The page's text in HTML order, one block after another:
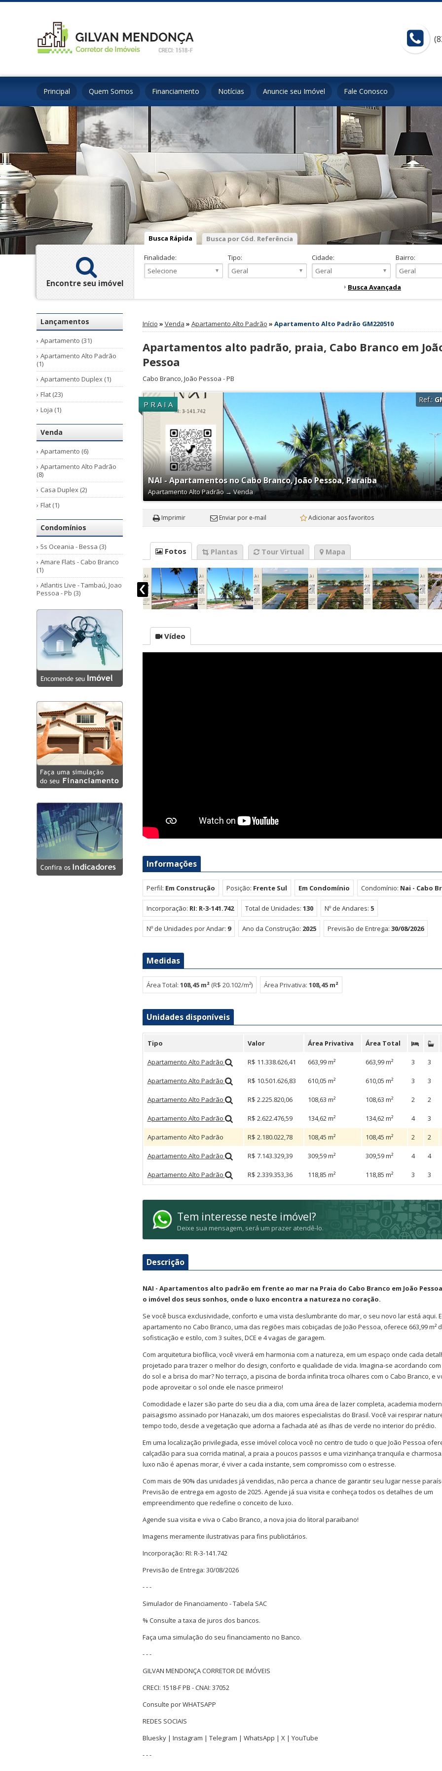
Principal Quem Somos Financiamento Notícias Anuncie seu Imóvel Fale Conosco
Encontre seu imóvel
Busca Rápida Busca por Cód. Referência
Finalidade: Tipo: Cidade: Bairro:
Busca Avançada
Início » Venda » Apartamento Alto Padrão » Apartamento Alto Padrão GM220510
Apartamentos alto padrão, praia, Cabo Branco em
Pessoa
Cabo Branco,João Pessoa -PB
P R A I A
NAI - Apartamentos no Cabo Branco, João Pessoa, Paraíba
Apartamento Alto Padrão→Venda
Ref.:
Imprimir Enviar por e-mail Adicionar aos favoritos
Fotos Plantas Tour Virtual Mapa
Vídeo
Informações
Perfil: Em Construção Posição: Frente Sul Em Condomínio Condomínio: Nai - Cabo
Incorporação: RI: R-3-141.742 Total de Unidades: 130 Nº de Andares: 5
Nº de Unidades por Andar: 9 Ano da Construção: 2025 Previsão de Entrega: 30/08/2026
Medidas
Área Total: 108,45 m²(R$ 20.102/m²) Área Privativa: 108,45 m²
Unidades disponíveis
Tipo Valor Área Privativa Área Total
Apartamento Alto Padrão R$ 11.338.626,41 663,99 m² 663,99 m² 3 3
Apartamento Alto Padrão R$ 10.501.626,83 610,05 m² 610,05 m² 3 3
Apartamento Alto Padrão R$ 2.225.820,06 108,63 m² 108,63 m² 2 2
Apartamento Alto Padrão R$ 2.622.476,59 134,62 m² 134,62 m² 4 3
Apartamento Alto Padrão R$ 2.180.022,78 108,45 m² 108,45 m² 2 2
Apartamento Alto Padrão R$ 7.143.329,39 309,59 m² 309,59 m² 4 4
Apartamento Alto Padrão R$ 2.339.353,36 118,85 m² 118,85 m² 3 3
Tem interesse neste imóvel?
Deixe sua mensagem, será um prazer atendê-lo.
Descrição
NAI - Apartamentos alto padrão em frente ao mar na Praia do Cabo Branco em João
o imóvel dos seus sonhos, onde o luxo encontra a natureza no coração.
Se você busca exclusividade, conforto e uma vista deslumbrante do mar, o seu novo lar está aqui.
apartamento no Cabo Branco, uma das regiões mais cobiçadas de João Pessoa, oferece 663,99 m²
sofisticação e estilo, com 3 suítes, DCE e 4 vagas de garagem.
Com arquitetura biofílica, você viverá em harmonia com a natureza, em um espaço onde cada
projetado para trazer o melhor do design, conforto e qualidade de vida. Imagina-se acordando
do sol e a brisa do mar? No terraço, a piscina de borda infinita troca olhares com o Cabo Branco, e
pode aproveitar o sol onde ele nasce primeiro!
Comodidade e lazer são parte do seu dia a dia, com uma área de lazer completa, academia
paisagismo assinado por Hanazaki, um dos maiores especialistas do Brasil. Você vai respirar
tempo todo, desde a vegetação que adorna a fachada até as ilhas de verde no interior do prédio.
Em uma localização privilegiada, esse imóvel coloca você no centro de tudo o que João Pessoa
calçadão para sua corrida matinal, a praia a poucos passos e uma vizinhança tranquila e
luxo não é apenas morar, é viver a cada instante, sem compromisso com o estresse.
Com mais de 90% das unidades já vendidas, não perca a chance de garantir seu lugar nesse
Previsão de entrega em agosto de 2025. Agende já sua visita e conheça todos os detalhes de um
empreendimento que redefine o conceito de luxo.
Agende sua visita e viva o Cabo Branco, a nova joia do litoral paraibano!
Imagens meramente ilustrativas para fins publicitários.
Incorporação: RI: R-3-141.742
Previsão de Entrega: 30/08/2026
- - -
Simulador de Financiamento - Tabela SAC
% Consulte a taxa de juros dos bancos.
Faça uma simulação do seu financiamento no Banco.
- - -
GILVAN MENDONÇA CORRETOR DE IMÓVEIS
CRECI: 1518-F PB - CNAI: 37052
Consulte porWHATSAPP
REDES SOCIAIS
Bluesky| Instagram | Telegram | WhatsApp | X| YouTube
- - -
Lançamentos
Apartamento (31)
Apartamento Alto Padrão
(1)
Apartamento Duplex (1)
Flat (23)
Loja (1)
Venda
Apartamento (6)
Apartamento Alto Padrão
(8)
Casa Duplex (2)
Flat (1)
Condomínios
5s Oceania - Bessa (3)
Amare Flats - Cabo Branco
(1)
Atlantis Live - Tambaú, Joao
Pessoa - Pb (3)
Botanic - Cabo Branco, João
Pessoa - Pb (5)
Breeze Fck Residence (2)
Eco Aeropark - Aeroclube
(3)
Eco Pulse - Miramar (6)
Edifício Parque Suassuna
Elo 360 - Miramar (3)
Elo Gold Residence -
Aeroclube (6)
Greenpark Flat Bessa (5)
Holanda Gold Flats (11)
Mansões Heron Marinho
(1)
Mansões Wellington
Barreto (1)
Moss - Cabo Branco (8)
Nai - Cabo Branco (7)
Residencial Rio Tucumã -
Manaíra (2)
Residencial Vivir Maria